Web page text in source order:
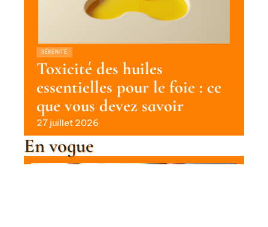
SÉRÉNITÉ
Toxicité des huiles
essentielles pour le foie : ce
que vous devez savoir
27 juillet 2026
En vogue